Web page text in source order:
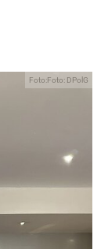
Foto:Foto: DPolG